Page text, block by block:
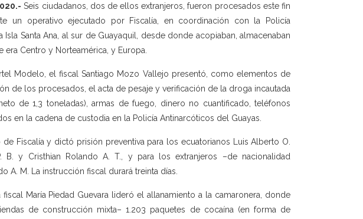
Seis ciudadanos, dos de ellos extranjeros, fueron procesados este fin
un operativo ejecutado por Fiscalía, en coordinación con la Policía
Santa Ana, al sur de Guayaquil, desde donde acopiaban, almacenaban
Centro y Norteamérica, y Europa.
Modelo, el fiscal Santiago Mozo Vallejo presentó, como elementos de
de los procesados, el acta de pesaje y verificación de la droga incautada
de 1,3 toneladas), armas de fuego, dinero no cuantificado, teléfonos
en la cadena de custodia en la Policía Antinarcóticos del Guayas.
Fiscalía y dictó prisión preventiva para los ecuatorianos Luis Alberto O.
B. y Cristhian Rolando A. T., y para los extranjeros –de nacionalidad
A. M. La instrucción fiscal durará treinta días.
María Piedad Guevara lideró el allanamiento a la camaronera, donde
de construcción mixta– 1.203 paquetes de cocaína (en forma de